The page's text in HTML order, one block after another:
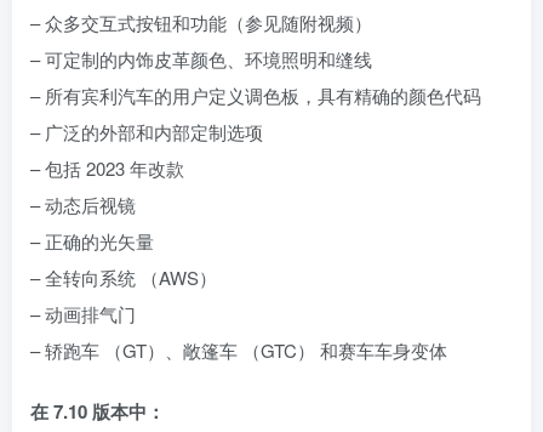
– 众多交互式按钮和功能（参见随附视频）
– 可定制的内饰皮革颜色、环境照明和缝线
– 所有宾利汽车的用户定义调色板，具有精确的颜色代码
– 广泛的外部和内部定制选项
– 包括 2023 年改款
– 动态后视镜
– 正确的光矢量
– 全转向系统 （AWS）
– 动画排气门
– 轿跑车 （GT）、敞篷车 （GTC） 和赛车车身变体
在 7.10 版本中：